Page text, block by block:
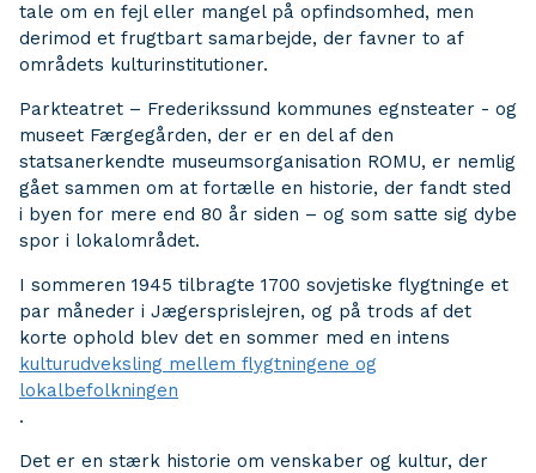
tale om en fejl eller mangel på opfindsomhed, men
derimod et frugtbart samarbejde, der favner to af
områdets kulturinstitutioner.
Parkteatret – Frederikssund kommunes egnsteater - og
museet Færgegården, der er en del af den
statsanerkendte museumsorganisation ROMU, er nemlig
gået sammen om at fortælle en historie, der fandt sted
i byen for mere end 80 år siden – og som satte sig dybe
spor i lokalområdet.
I sommeren 1945 tilbragte 1700 sovjetiske flygtninge et
par måneder i Jægersprislejren, og på trods af det
korte ophold blev det en sommer med en intens
kulturudveksling mellem flygtningene og
lokalbefolkningen
.
Det er en stærk historie om venskaber og kultur, der